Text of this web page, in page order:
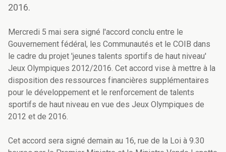
2016.
Mercredi 5 mai sera signé l'accord conclu entre le
Gouvernement fédéral, les Communautés et le COIB dans
le cadre du projet 'jeunes talents sportifs de haut niveau'
Jeux Olympiques 2012/2016. Cet accord vise à mettre à la
disposition des ressources financières supplémentaires
pour le développement et le renforcement de talents
sportifs de haut niveau en vue des Jeux Olympiques de
2012 et de 2016.
Cet accord sera signé demain au 16, rue de la Loi à 9.30